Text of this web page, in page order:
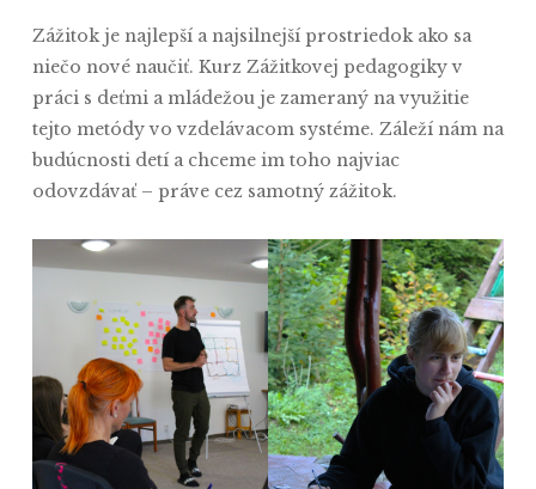
Zážitok je najlepší a najsilnejší prostriedok ako sa
niečo nové naučiť. Kurz Zážitkovej pedagogiky v
práci s deťmi a mládežou je zameraný na využitie
tejto metódy vo vzdelávacom systéme. Záleží nám na
budúcnosti detí a chceme im toho najviac
odovzdávať – práve cez samotný zážitok.